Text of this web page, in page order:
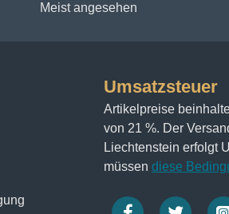
Meist angesehen
Umsatzsteuer
Artikelpreise
von 21 %. Der
Liechtenstein erfolgt
müssen diese